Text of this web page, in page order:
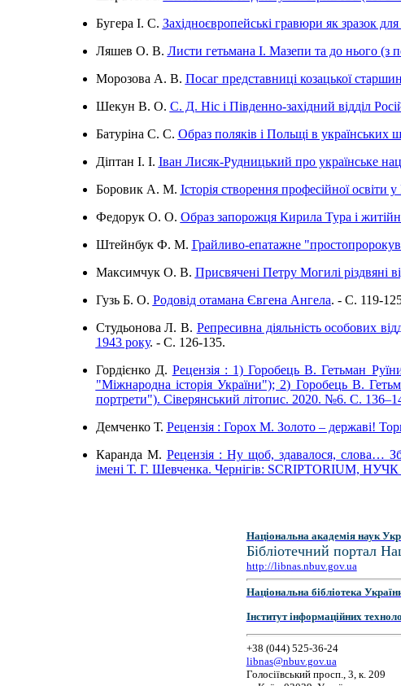
Бугера І. С. Західноєвропейські гравюри як зразок
Ляшев О. В. Листи гетьмана І. Мазепи та до нього (з
Морозова А. В. Посаг представниці козацької
Шекун В. О. С. Д. Ніс і Південно-західний відділ
Батуріна С. С. Образ поляків і Польщі в українських
Діптан І. І. Іван Лисяк-Рудницький про українське
Боровик А. М. Історія створення професійної
Федорук О. О. Образ запорожця Кирила Тура і
Штейнбук Ф. М. Грайливо-епатажне
Максимчук О. В. Присвячені Петру Могилі різдвяні
Гузь Б. О. Родовід отамана Євгена Ангела. - C. 119-
Студьонова Л. В. Репресивна діяльність особових
1943 року. - C. 126-135.
Гордієнко Д. Рецензія : 1) Горобець В. Гетьман
"Міжнародна історія України"); 2) Горобець В.
портрети"). Сіверянський літопис. 2020. №6. С.
Демченко Т. Рецензія : Горох М. Золото – державі!
Каранда М. Рецензія : Ну щоб, здавалося, слова…
імені Т. Г. Шевченка. Чернігів: SCRIPTORIUM, НУЧК
Національна академія наук
Бібліотечний портал
http://libnas.nbuv.gov.ua
Національна бібліотека
Інститут інформаційних
+38 (044) 525-36-24
libnas@nbuv.gov.ua
Голосіївський просп., 3, к. 209